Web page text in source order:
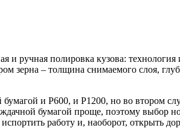
и ручная полировка кузова:
зерна – толщина снимаемого слоя,
и P600, и P1200, но во втором
бумагой проще, поэтому
работу и, наоборот, открыть